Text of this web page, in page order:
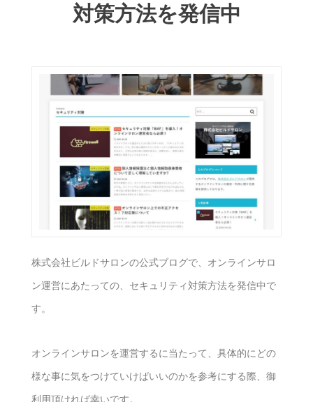
対策方法を発信中
株式会社ビルドサロンの公式ブログで、オンラインサロ
ン運営にあたっての、セキュリティ対策方法を発信中で
す。
オンラインサロンを運営するに当たって、具体的にどの
様な事に気をつけていけばいいのかを参考にする際、御
利用頂ければ幸いです。